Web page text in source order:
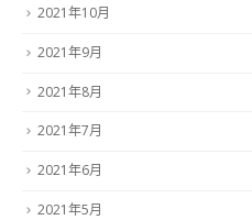
2021年10月
2021年9月
2021年8月
2021年7月
2021年6月
2021年5月